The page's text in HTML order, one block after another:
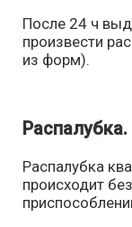
После 24 ч
произвести
из форм).
Распалубка.
Распалубка
происходит